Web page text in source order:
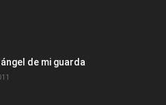
de mi guarda